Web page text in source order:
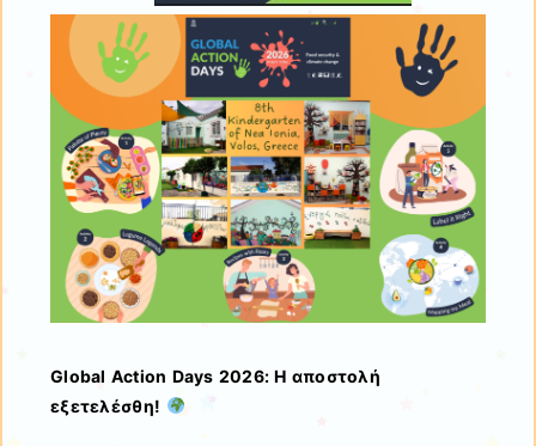
Global Action Days 2026: Η αποστολή
εξετελέσθη!